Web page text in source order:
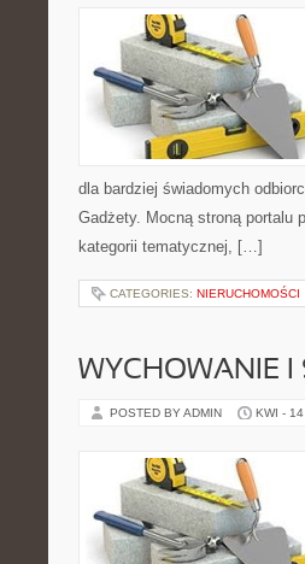
dla bardziej świadomych
Gadżety. Mocną stroną portalu
kategorii tematycznej, […]
CATEGORIES: NIERUCHOMOŚCI
WYCHOWANIE I
POSTED BY ADMIN KWI -